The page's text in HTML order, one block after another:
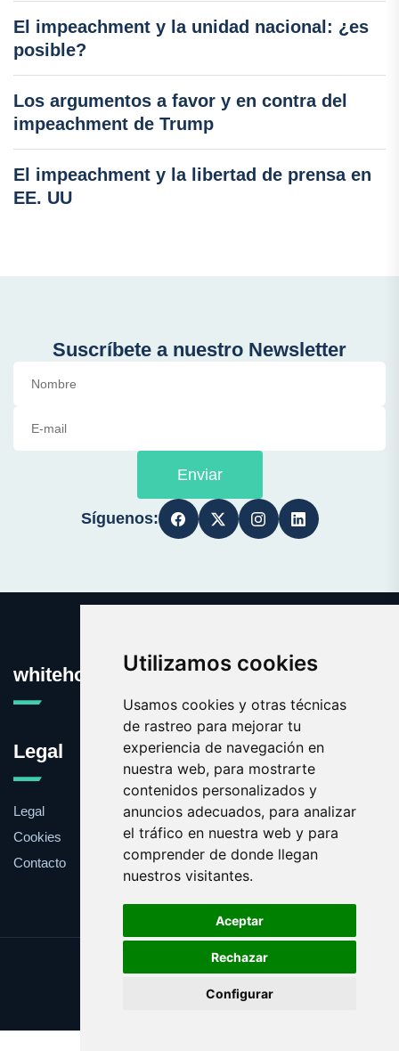
Utilizamos cookies
Usamos cookies y otras técnicas
de rastreo para mejorar tu
experiencia de navegación en
nuestra web, para mostrarte
contenidos personalizados y
anuncios adecuados, para analizar
el tráfico en nuestra web y para
comprender de donde llegan
nuestros visitantes.
Aceptar
Rechazar
Configurar
El impeachment y la unidad nacional: ¿es
posible?
Los argumentos a favor y en contra del
impeachment de Trump
El impeachment y la libertad de prensa en
EE. UU
Suscríbete a nuestro Newsletter
Enviar
Síguenos:
whitehouse.es
Legal
Legal
Cookies
Contacto
Update cookies preferences
Copyright © 2025 whitehouse.es